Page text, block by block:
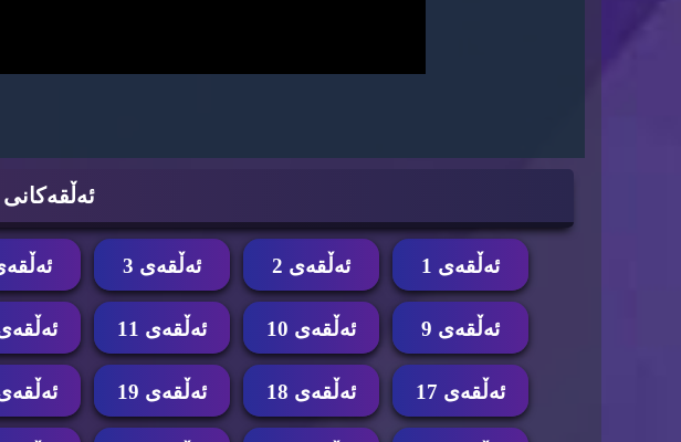
ئه‌ڵقه‌ی 1 ئه‌ڵقه‌ی 2 ئه‌ڵقه‌ی 3
ئه‌ڵقه‌ی 9 ئه‌ڵقه‌ی 10 ئه‌ڵقه‌ی 11 ئه‌ڵقه‌ی
ئه‌ڵقه‌ی 17 ئه‌ڵقه‌ی 18 ئه‌ڵقه‌ی 19 ئه‌ڵقه‌ی